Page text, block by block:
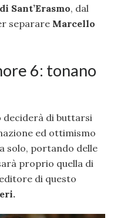
Sant’Erasmo, dal
separare Marcello
6: tonano
deciderà di buttarsi
ed ottimismo
solo, portando delle
proprio quella di
di questo